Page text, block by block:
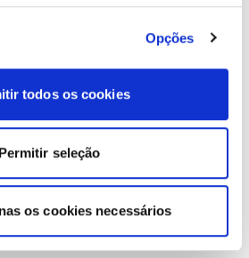
Opções
todos os cookies
Permitir seleção
os cookies necessários